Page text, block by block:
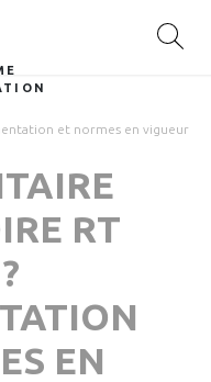
et normes en vigueur
RT
EN